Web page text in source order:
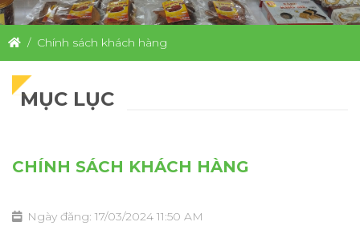
Chính sách khách hàng
MỤC LỤC
CHÍNH SÁCH KHÁCH HÀNG
Ngày đăng: 17/03/2024 11:50 AM